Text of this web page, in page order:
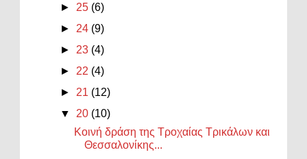
► 25 (6)
► 24 (9)
► 23 (4)
► 22 (4)
► 21 (12)
▼ 20 (10)
Κοινή δράση της Τροχαίας Τρικάλων και
Θεσσαλονίκης...